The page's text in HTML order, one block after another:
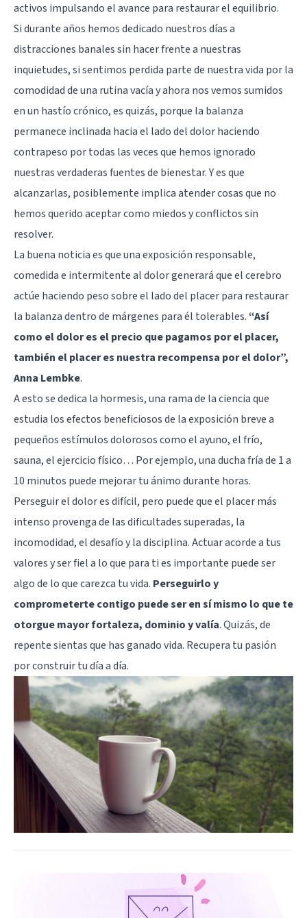
activos impulsando el avance para restaurar el equilibrio.
Si durante años hemos dedicado nuestros días a
distracciones banales sin hacer frente a nuestras
inquietudes, si sentimos perdida parte de nuestra vida por la
comodidad de una rutina vacía y ahora nos vemos sumidos
en un hastío crónico, es quizás, porque la balanza
permanece inclinada hacia el lado del dolor haciendo
contrapeso por todas las veces que hemos ignorado
nuestras verdaderas fuentes de bienestar. Y es que
alcanzarlas, posiblemente implica atender cosas que no
hemos querido aceptar como miedos y conflictos sin
resolver.
La buena noticia es que una exposición responsable,
comedida e intermitente al dolor generará que el cerebro
actúe haciendo peso sobre el lado del placer para restaurar
la balanza dentro de márgenes para él tolerables. “Así
como el dolor es el precio que pagamos por el placer,
también el placer es nuestra recompensa por el dolor”,
Anna Lembke.
A esto se dedica la hormesis, una rama de la ciencia que
estudia los efectos beneficiosos de la exposición breve a
pequeños estímulos dolorosos como el ayuno, el frío,
sauna, el ejercicio físico… Por ejemplo, una ducha fría de 1 a
10 minutos puede mejorar tu ánimo durante horas.
Perseguir el dolor es difícil, pero puede que el placer más
intenso provenga de las dificultades superadas, la
incomodidad, el desafío y la disciplina. Actuar acorde a tus
valores y ser fiel a lo que para ti es importante puede ser
algo de lo que carezca tu vida. Perseguirlo y
comprometerte contigo puede ser en sí mismo lo que te
otorgue mayor fortaleza, dominio y valía. Quizás, de
repente sientas que has ganado vida. Recupera tu pasión
por construir tu día a día.